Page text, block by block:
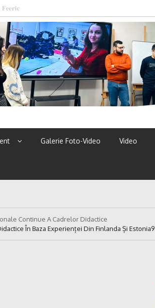
Galerie Foto-Video Video
Continue A Cadrelor Didactice
În Baza Experienței Din Finlanda Și Estonia9